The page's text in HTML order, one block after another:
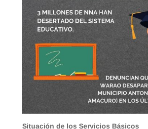
Situación de los Servicios Básicos